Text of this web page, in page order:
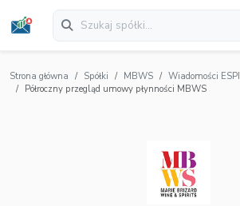
Strona główna Spółki MBWS
Wiadomości ESPI
Półroczny przegląd umowy płynności MBWS